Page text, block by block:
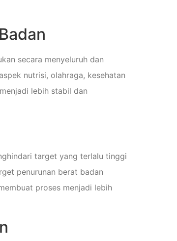
secara menyeluruh dan
nutrisi, olahraga, kesehatan
lebih stabil dan
target yang terlalu tinggi
penurunan berat badan
proses menjadi lebih